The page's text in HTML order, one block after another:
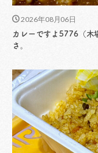
2026年08月06日
カレーですよ5776（
さ。